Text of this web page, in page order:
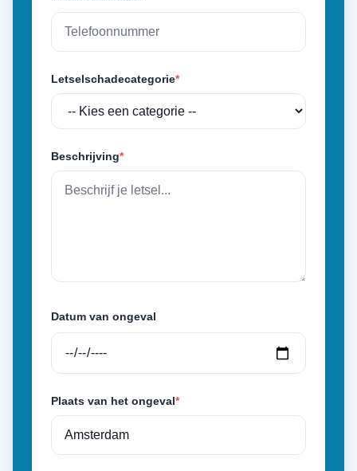
Letselschadecategorie*
Beschrijving*
Datum van ongeval
Plaats van het ongeval*